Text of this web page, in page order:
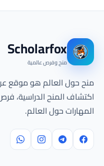
Scholarfox
منح وفرص عالمية
منح حول العالم هو موقع
اكتشاف المنح الدراسية،
المهارات حول العالم.